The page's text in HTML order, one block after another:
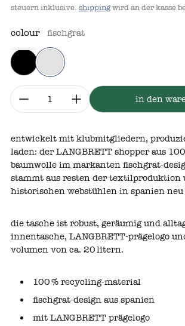
steuern inklusive. shippingwird an der kasse
colour fischgrat
menge:
in den
entwickelt mit klubmitgliedern,
laden: der LANGBRETT shopper aus
baumwolle im markanten
stammt aus resten der textilproduktion
historischen webstühlen in spanien
die tasche ist robust, geräumig und
innentasche, LANGBRETT‑prägelogo
volumen von ca. 20 litern.
100 % recycling‑material
fischgrat‑design aus spanien
mit LANGBRETT prägelogo